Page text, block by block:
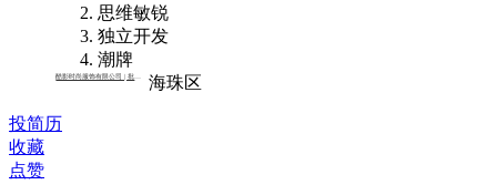
思维敏锐
独立开发
潮牌
海珠区
投简历
收藏
点赞